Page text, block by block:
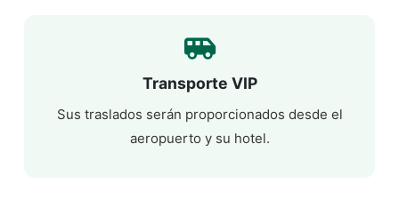
Transporte VIP
Sus traslados serán proporcionados desde el
aeropuerto y su hotel.